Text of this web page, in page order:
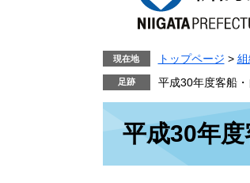
現在地 トップページ >
平成30年度客船
平成30年